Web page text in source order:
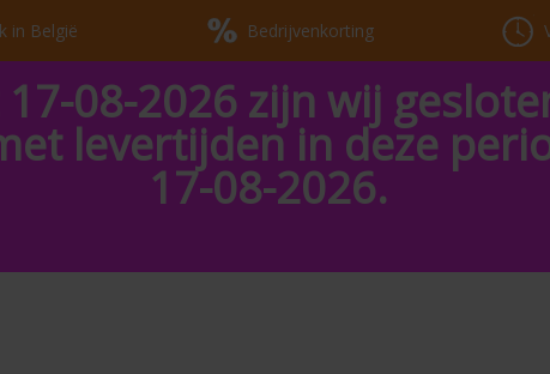
in België Bedrijvenkorting
08-2026 zijn wij
levertijden in deze
17-08-2026.